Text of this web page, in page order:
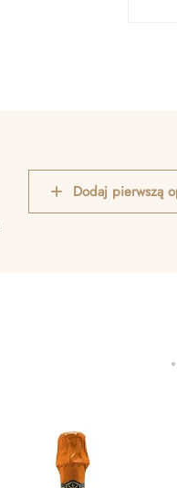
Dodaj pierwszą